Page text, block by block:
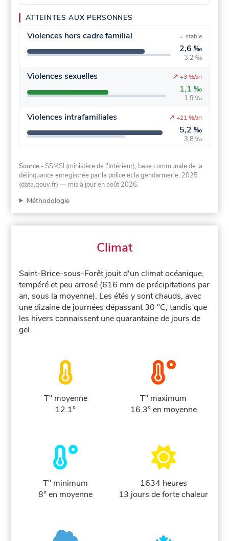
ATTEINTES AUX PERSONNES
Violences hors cadre familial
2,6 ‰
3,2 ‰
→ stable
Violences sexuelles
1,1 ‰
1,9 ‰
↗ +3 %/an
Violences intrafamiliales
5,2 ‰
3,8 ‰
↗ +21 %/an
Source - SSMSI (ministère de l'Intérieur), base communale de la
délinquance enregistrée par la police et la gendarmerie, 2025
(data.gouv.fr) — mis à jour en août 2026.
Méthodologie
Climat
Saint-Brice-sous-Forêt jouit d'un climat océanique,
tempéré et peu arrosé (616 mm de précipitations par
an, sous la moyenne). Les étés y sont chauds, avec
une dizaine de journées dépassant 30 °C, tandis que
les hivers connaissent une quarantaine de jours de
gel.
T° moyenne
12.1°
T° maximum
16.3° en moyenne
T° minimum
8° en moyenne
1634 heures
13 jours de forte chaleur